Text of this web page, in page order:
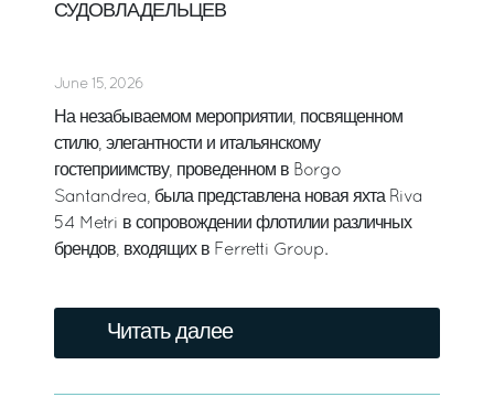
СУДОВЛАДЕЛЬЦЕВ
June 15, 2026
На незабываемом мероприятии, посвященном
стилю, элегантности и итальянскому
гостеприимству, проведенном в Borgo
Santandrea, была представлена новая яхта Riva
54 Metri в сопровождении флотилии различных
брендов, входящих в Ferretti Group.
Читать далее